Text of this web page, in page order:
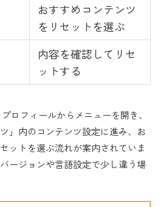
おすすめコンテンツ
をリセットを選ぶ
内容を確認してリセ
ットする
ロフィールからメニューを開き、
」内のコンテンツ設定に進み、お
ットを選ぶ流れが案内されていま
ージョンや言語設定で少し違う場